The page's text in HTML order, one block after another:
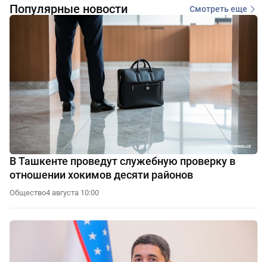
Популярные новости Смотреть еще
В Ташкенте проведут служебную проверку в
отношении хокимов десяти районов
Общество4 августа 10:00